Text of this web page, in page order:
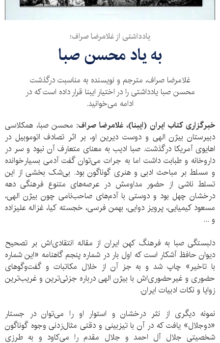
یادداشتی از غلامرضا صراف؛
به یاد محسن صبا
غلامرضا صراف، مترجم و نویسنده به مناسبت درگذشت
محسن صبا یادداشتی را در اختیار ایبنا قرار داده است که در
ادامه می‌خوانید.
خبرگزاری کتاب ایران (ایبنا)، غلامرضا صراف: محسن صبا، همکلاسی
دبیرستان بیژن الهی و دوست دیرین او، بر اثر تصادف اتوموبیل در
اهایوی آمریکا درگذشت. صبا ادیب به معنای متعارف آن نبود و سر در
داروخانه و طبابت داشت اما به جرات می‌توان گفت آدمی بسیارخوانده
و مسلط بر مباحث ادبی و هنری گوناگون بود. بی‌شک بخشی از این
تسلط ناشی از حضور مداومش در عرصه‌های متنوع فرهنگی دهه
درخشان چهل بود و دوستی با آدم‌های صاحب‌نامی چون بیژن الهی،
مسعود کیمیایی، پرویز دوایی، بهمن فرسی، خجسته کیا، غزاله علیزاده
و ...
دلبستگی صبا به فرهنگ کهن ایران از مقاله‌ انتقادی‌اش بر تصحیح
دیوان حافظ آشکار است که اول بار در شماره پنجم گاهنامه «این شماره
با تاخیر» چاپ شد و به جز آن از خلال مکاتبات و گفت‌وگوهای
حضوری و غیرحضوری‌اش با بیژن الهی درباره جزئی‌ترین و غریب‌ترین
زوایا و نکات ادبیات ایران.
نمونه‌ دیگری از نثر درخشان و استوار او را می‌توان در جستار
«دوجلال» یافت که در آن با تیزبینی و دقتی مثال‌زدنی وجوه گوناگون
شخصیتی جلال آل احمد و جلال مقدم را می‌کاود و به طرزی